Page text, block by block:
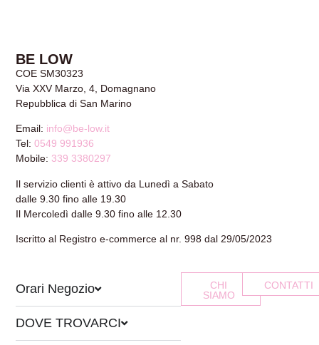
BE LOW
COE SM30323
Via XXV Marzo, 4, Domagnano
Repubblica di San Marino
Email: info@be-low.it
Tel:0549 991936
Mobile: 339 3380297
Il servizio clienti è attivo da Lunedì a Sabato
dalle 9.30 fino alle 19.30
Il Mercoledì dalle 9.30 fino alle 12.30
Iscritto al Registro e-commerce al nr. 998 dal 29/05/2023
Orari Negozio
DOVE TROVARCI
CHI
SIAMO
CONTATTI